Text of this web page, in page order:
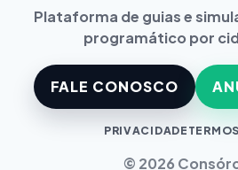
Plataforma de guias e
programático por
FALE CONOSCO
PRIVACIDADE TERMOS
© 2026